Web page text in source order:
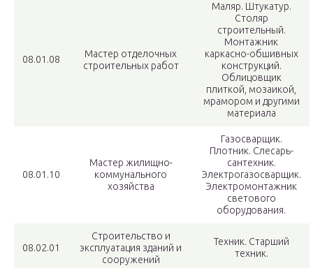
08.01.08
Мастер отделочных
строительных работ
Маляр. Штукатур.
Столяр
строительный.
Монтажник
каркасно-обшивных
конструкций.
Облицовщик
плиткой, мозаикой,
мрамором и другими
материала
08.01.10
Мастер жилищно-
коммунального
хозяйства
Газосварщик.
Плотник. Слесарь-
сантехник.
Электрогазосварщик.
Электромонтажник
светового
оборудования.
08.02.01
Строительство и
эксплуатация зданий и
сооружений
Техник. Старший
техник.